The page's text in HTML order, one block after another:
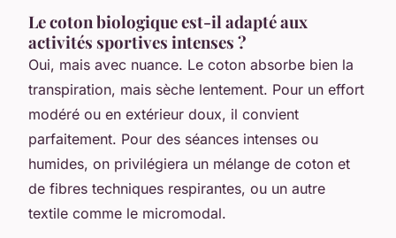
Le coton biologique est-il adapté aux
activités sportives intenses ?
Oui, mais avec nuance. Le coton absorbe bien la
transpiration, mais sèche lentement. Pour un effort
modéré ou en extérieur doux, il convient
parfaitement. Pour des séances intenses ou
humides, on privilégiera un mélange de coton et
de fibres techniques respirantes, ou un autre
textile comme le micromodal.